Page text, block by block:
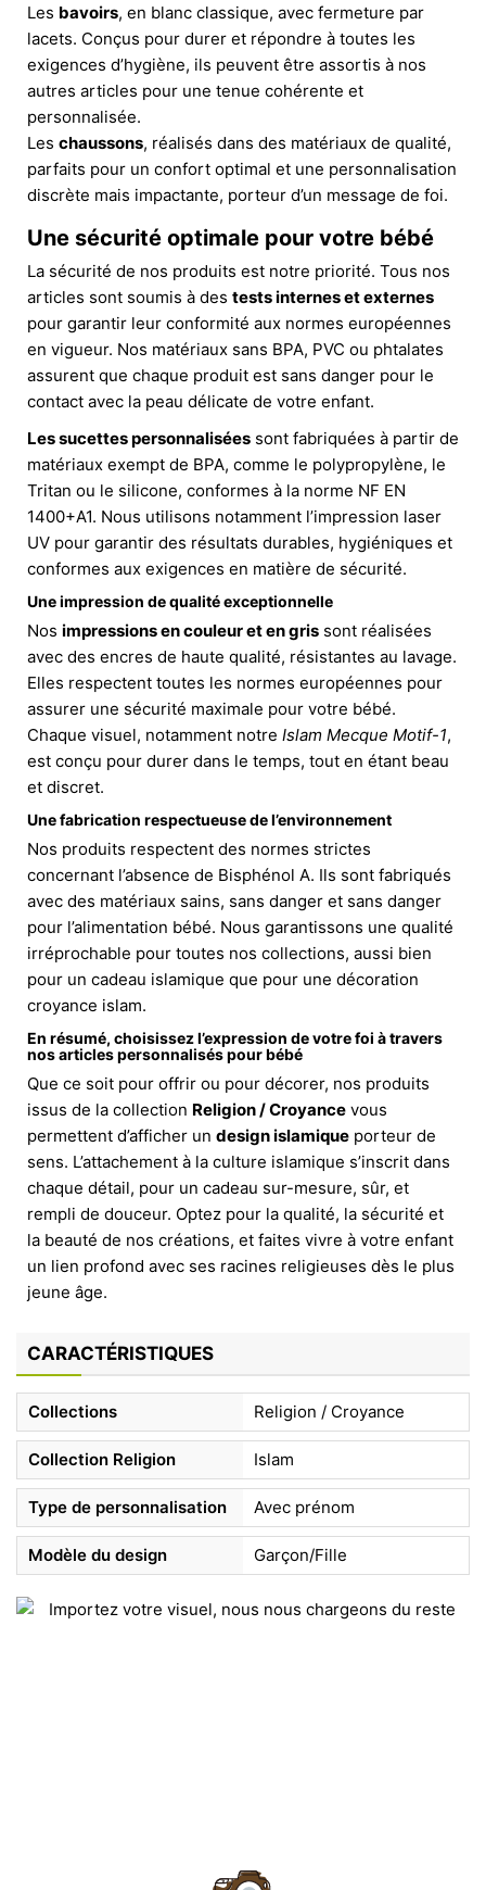
Les bavoirs, en blanc classique, avec fermeture par
lacets. Conçus pour durer et répondre à toutes les
exigences d’hygiène, ils peuvent être assortis à nos
autres articles pour une tenue cohérente et
personnalisée.
Les chaussons, réalisés dans des matériaux de qualité,
parfaits pour un confort optimal et une personnalisation
discrète mais impactante, porteur d’un message de foi.
Une sécurité optimale pour votre bébé
La sécurité de nos produits est notre priorité. Tous nos
articles sont soumis à des tests internes et externes
pour garantir leur conformité aux normes européennes
en vigueur. Nos matériaux sans BPA, PVC ou phtalates
assurent que chaque produit est sans danger pour le
contact avec la peau délicate de votre enfant.
Les sucettes personnalisées sont fabriquées à partir de
matériaux exempt de BPA, comme le polypropylène, le
Tritan ou le silicone, conformes à la norme NF EN
1400+A1. Nous utilisons notamment l’impression laser
UV pour garantir des résultats durables, hygiéniques et
conformes aux exigences en matière de sécurité.
Une impression de qualité exceptionnelle
Nos impressions en couleur et en gris sont réalisées
avec des encres de haute qualité, résistantes au lavage.
Elles respectent toutes les normes européennes pour
assurer une sécurité maximale pour votre bébé.
Chaque visuel, notamment notre Islam Mecque Motif-1,
est conçu pour durer dans le temps, tout en étant beau
et discret.
Une fabrication respectueuse de l’environnement
Nos produits respectent des normes strictes
concernant l’absence de Bisphénol A. Ils sont fabriqués
avec des matériaux sains, sans danger et sans danger
pour l’alimentation bébé. Nous garantissons une qualité
irréprochable pour toutes nos collections, aussi bien
pour un cadeau islamique que pour une décoration
croyance islam.
En résumé, choisissez l’expression de votre foi à travers
nos articles personnalisés pour bébé
Que ce soit pour offrir ou pour décorer, nos produits
issus de la collection Religion / Croyance vous
permettent d’afficher un design islamique porteur de
sens. L’attachement à la culture islamique s’inscrit dans
chaque détail, pour un cadeau sur-mesure, sûr, et
rempli de douceur. Optez pour la qualité, la sécurité et
la beauté de nos créations, et faites vivre à votre enfant
un lien profond avec ses racines religieuses dès le plus
jeune âge.
CARACTÉRISTIQUES
Collections Religion / Croyance
Collection Religion Islam
Type de personnalisation Avec prénom
Modèle du design Garçon/Fille